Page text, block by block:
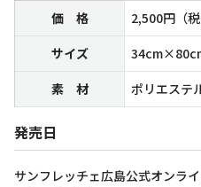
価 格
2,500円（税
サイズ
素 材
ポリエステ
発売日
サンフレッチェ広島公式オンラ